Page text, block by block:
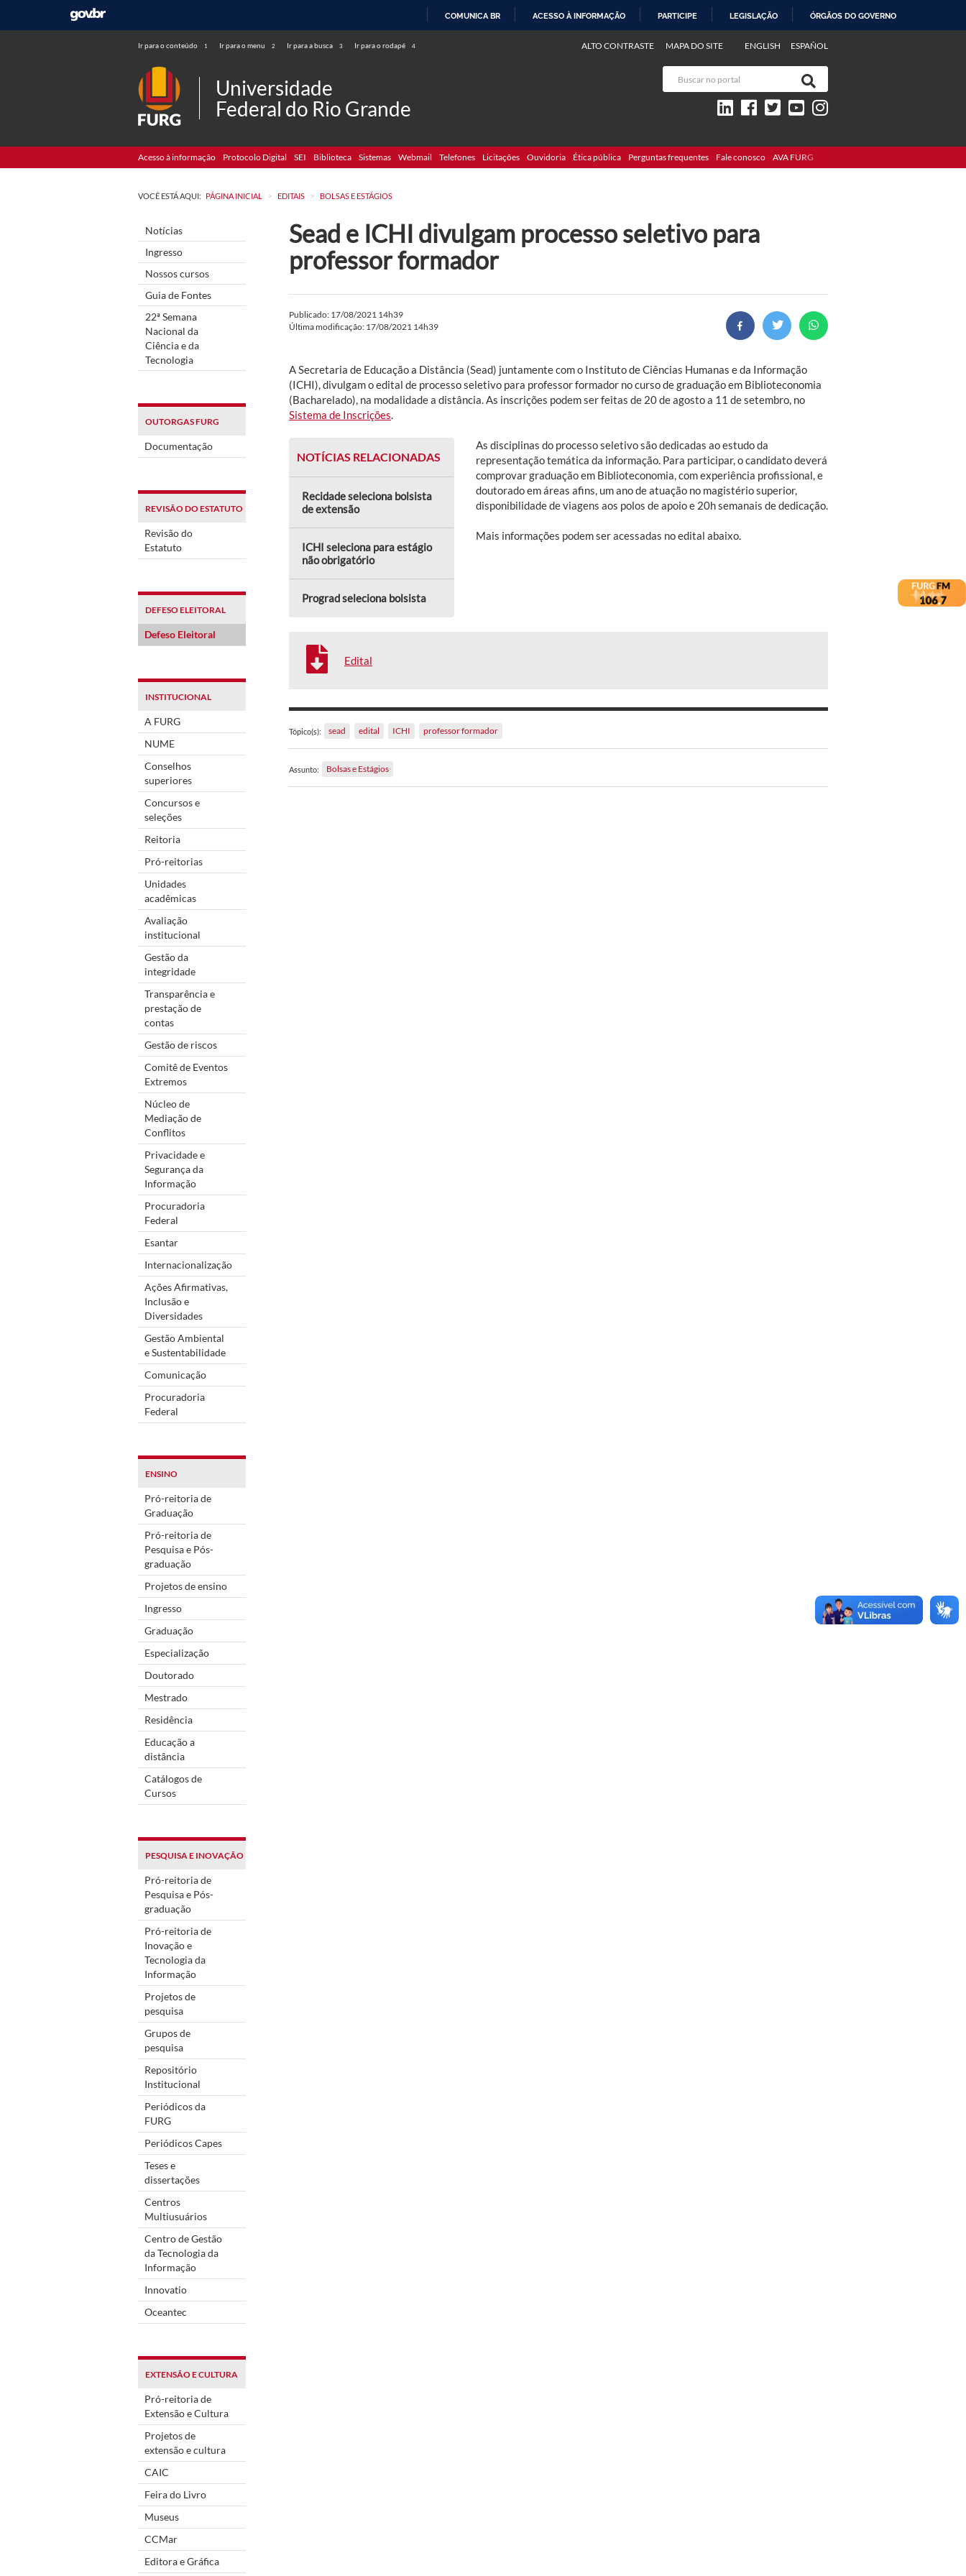
COMUNICA BR ACESSO À INFORMAÇÃO PARTICIPE LEGISLAÇÃO ÓRGÃOS DO GOVERNO
Ir para o conteúdo 1 Ir para o menu 2 Ir para a busca 3 Ir para o rodapé 4 ENGLISH ESPAÑOL
ALTO CONTRASTE MAPA DO SITE
Universidade
Federal do Rio Grande
Acesso à informação Protocolo Digital SEI Biblioteca Sistemas Webmail Telefones Licitações Ouvidoria Ética pública Perguntas frequentes Fale conosco AVA FURG
VOCÊ ESTÁ AQUI: PÁGINA INICIAL > EDITAIS > BOLSAS E ESTÁGIOS
Notícias
Ingresso
Nossos cursos
Guia de Fontes
22ª Semana
Nacional da
Ciência e da
Tecnologia
OUTORGAS FURG
Documentação
REVISÃO DO ESTATUTO
Revisão do
Estatuto
DEFESO ELEITORAL
Defeso Eleitoral
INSTITUCIONAL
A FURG
NUME
Conselhos
superiores
Concursos e
seleções
Reitoria
Pró-reitorias
Unidades
acadêmicas
Avaliação
institucional
Gestão da
integridade
Transparência e
prestação de
contas
Gestão de riscos
Comitê de Eventos
Extremos
Núcleo de
Mediação de
Conflitos
Privacidade e
Segurança da
Informação
Procuradoria
Federal
Esantar
Internacionalização
Ações Afirmativas,
Inclusão e
Diversidades
Gestão Ambiental
e Sustentabilidade
Comunicação
Procuradoria
Federal
ENSINO
Pró-reitoria de
Graduação
Pró-reitoria de
Pesquisa e Pós-
graduação
Projetos de ensino
Ingresso
Graduação
Especialização
Doutorado
Mestrado
Residência
Educação a
distância
Catálogos de
Cursos
PESQUISA E INOVAÇÃO
Pró-reitoria de
Pesquisa e Pós-
graduação
Pró-reitoria de
Inovação e
Tecnologia da
Informação
Projetos de
pesquisa
Grupos de
pesquisa
Repositório
Institucional
Periódicos da
FURG
Periódicos Capes
Teses e
dissertações
Centros
Multiusuários
Centro de Gestão
da Tecnologia da
Informação
Innovatio
Oceantec
EXTENSÃO E CULTURA
Pró-reitoria de
Extensão e Cultura
Projetos de
extensão e cultura
CAIC
Feira do Livro
Museus
CCMar
Editora e Gráfica
Sead e ICHI divulgam processo seletivo para
professor formador
Publicado: 17/08/2021 14h39
Última modificação: 17/08/2021 14h39
A Secretaria de Educação a Distância (Sead) juntamente com o Instituto de Ciências Humanas e da Informação
(ICHI), divulgam o edital de processo seletivo para professor formador no curso de graduação em Biblioteconomia
(Bacharelado), na modalidade a distância. As inscrições podem ser feitas de 20 de agosto a 11 de setembro, no
Sistema de Inscrições
NOTÍCIAS RELACIONADAS
Recidade seleciona bolsista
de extensão
ICHI seleciona para estágio
não obrigatório
Prograd seleciona bolsista
As disciplinas do processo seletivo são dedicadas ao estudo da
representação temática da informação. Para participar, o candidato deverá
comprovar graduação em Biblioteconomia, com experiência profissional, e
doutorado em áreas afins, um ano de atuação no magistério superior,
disponibilidade de viagens aos polos de apoio e 20h semanais de dedicação.
Mais informações podem ser acessadas no edital abaixo.
Edital
Tópico(s): sead edital ICHI professor formador
Assunto: Bolsas e Estágios